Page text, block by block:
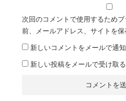
次回のコメントで使用するため
前、メールアドレス、サイトを保
新しいコメントをメールで通知
新しい投稿をメールで受け取る